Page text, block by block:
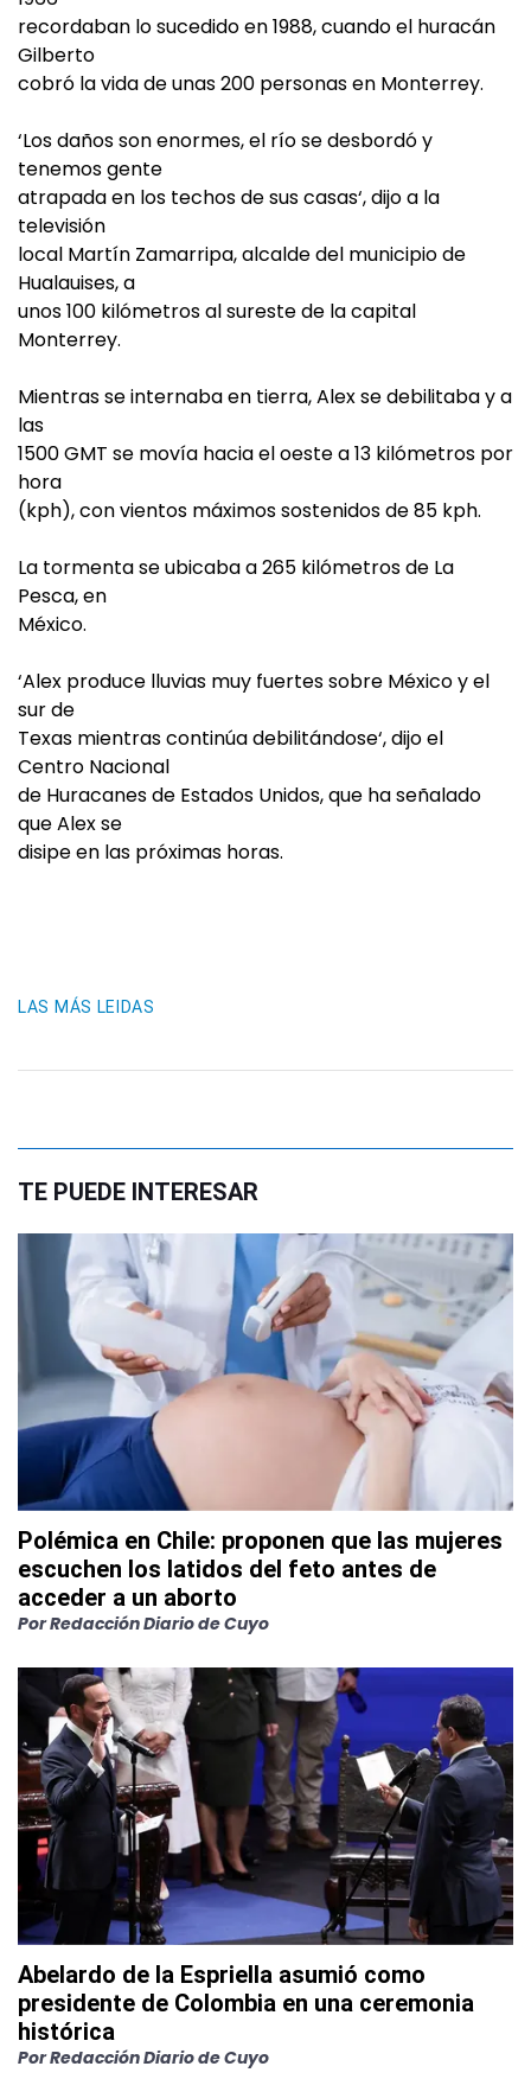
recordaban lo sucedido en 1988, cuando el huracán
Gilberto
cobró la vida de unas 200 personas en Monterrey.
‘Los daños son enormes, el río se desbordó y
tenemos gente
atrapada en los techos de sus casas‘, dijo a la
televisión
local Martín Zamarripa, alcalde del municipio de
Hualauises, a
unos 100 kilómetros al sureste de la capital
Monterrey.
Mientras se internaba en tierra, Alex se debilitaba y a
las
1500 GMT se movía hacia el oeste a 13 kilómetros por
hora
(kph), con vientos máximos sostenidos de 85 kph.
La tormenta se ubicaba a 265 kilómetros de La
Pesca, en
México.
‘Alex produce lluvias muy fuertes sobre México y el
sur de
Texas mientras continúa debilitándose‘, dijo el
Centro Nacional
de Huracanes de Estados Unidos, que ha señalado
que Alex se
disipe en las próximas horas.
LAS MÁS LEIDAS
TE PUEDE INTERESAR
Polémica en Chile: proponen que las mujeres
escuchen los latidos del feto antes de
acceder a un aborto
PorRedacción Diario de Cuyo
Abelardo de la Espriella asumió como
presidente de Colombia en una ceremonia
histórica
PorRedacción Diario de Cuyo